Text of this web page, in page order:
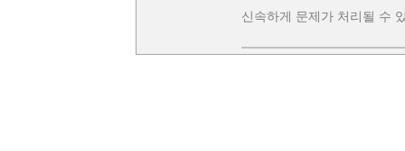
신속하게 문제가 처리될 수